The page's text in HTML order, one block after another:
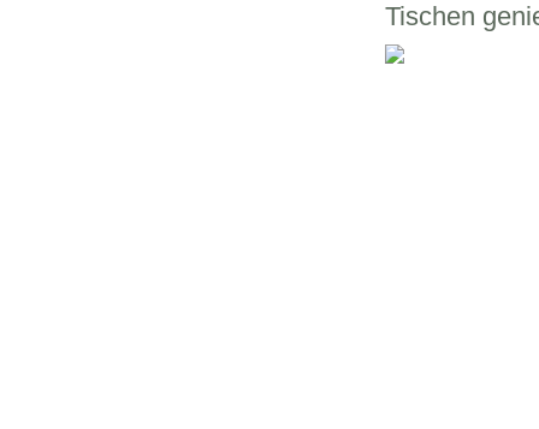
Tischen